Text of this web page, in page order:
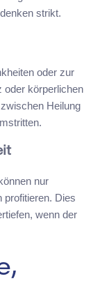
strikt.
oder zur
oder körperlichen
Heilung
nur
profitieren. Dies
wenn der